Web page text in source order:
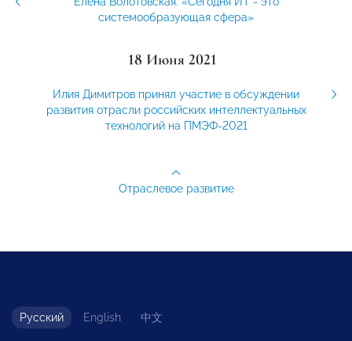
системообразующая сфера»
18 Июня 2021
Илия Димитров принял участие в обсуждении
развития отрасли российских интеллектуальных
технологий на ПМЭФ-2021
Отраслевое развитие
Русский English 中文